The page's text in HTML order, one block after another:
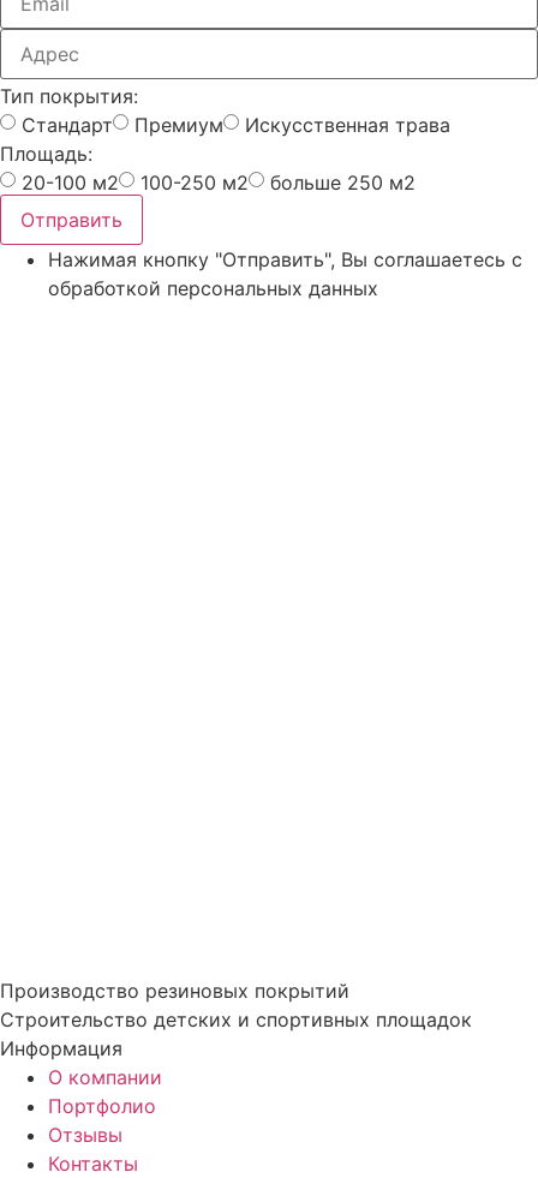
Тип покрытия:
Стандарт
Премиум
Искусственная трава
Площадь:
20-100 м2
100-250 м2
больше 250 м2
Отправить
Нажимая кнопку "Отправить", Вы соглашаетесь с
обработкой персональных данных
Производство резиновых покрытий
Строительство детских и спортивных площадок
Информация
О компании
Портфолио
Отзывы
Контакты